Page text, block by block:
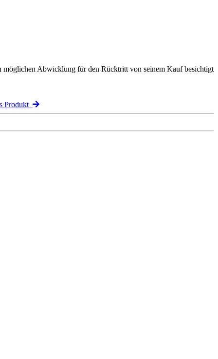
möglichen Abwicklung für den Rücktritt von seinem Kauf besichtigt
Produkt